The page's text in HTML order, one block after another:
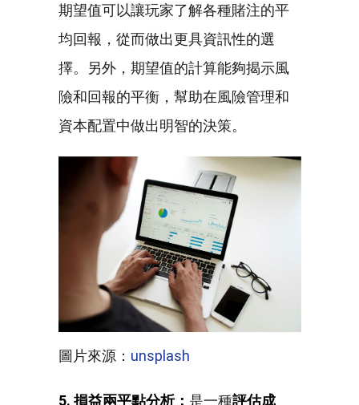
期望值可以讓玩家了解各種賭注的平
均回報，從而做出更具資訊性的選
擇。另外，期望值的計算能夠揭示風
險和回報的平衡，幫助在風險管理和
資本配置中做出明智的決策。
圖片來源： unsplash
5. 損益兩平點分析： 是一種評估成